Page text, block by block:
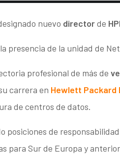
nuevo directorde
presencia de la unidad de
profesional de más de
carrera en Hewlett Packard
de centros de datos.
posiciones de
para Sur de Europa y